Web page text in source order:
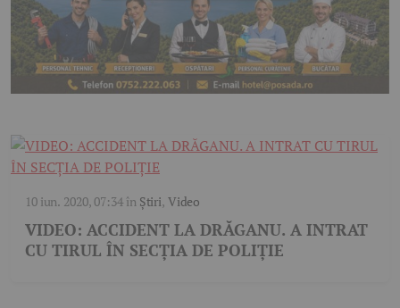
10 iun. 2020, 07:34în Știri, Video
VIDEO: ACCIDENT LA DRĂGANU. A INTRAT
CU TIRUL ÎN SECŢIA DE POLIŢIE